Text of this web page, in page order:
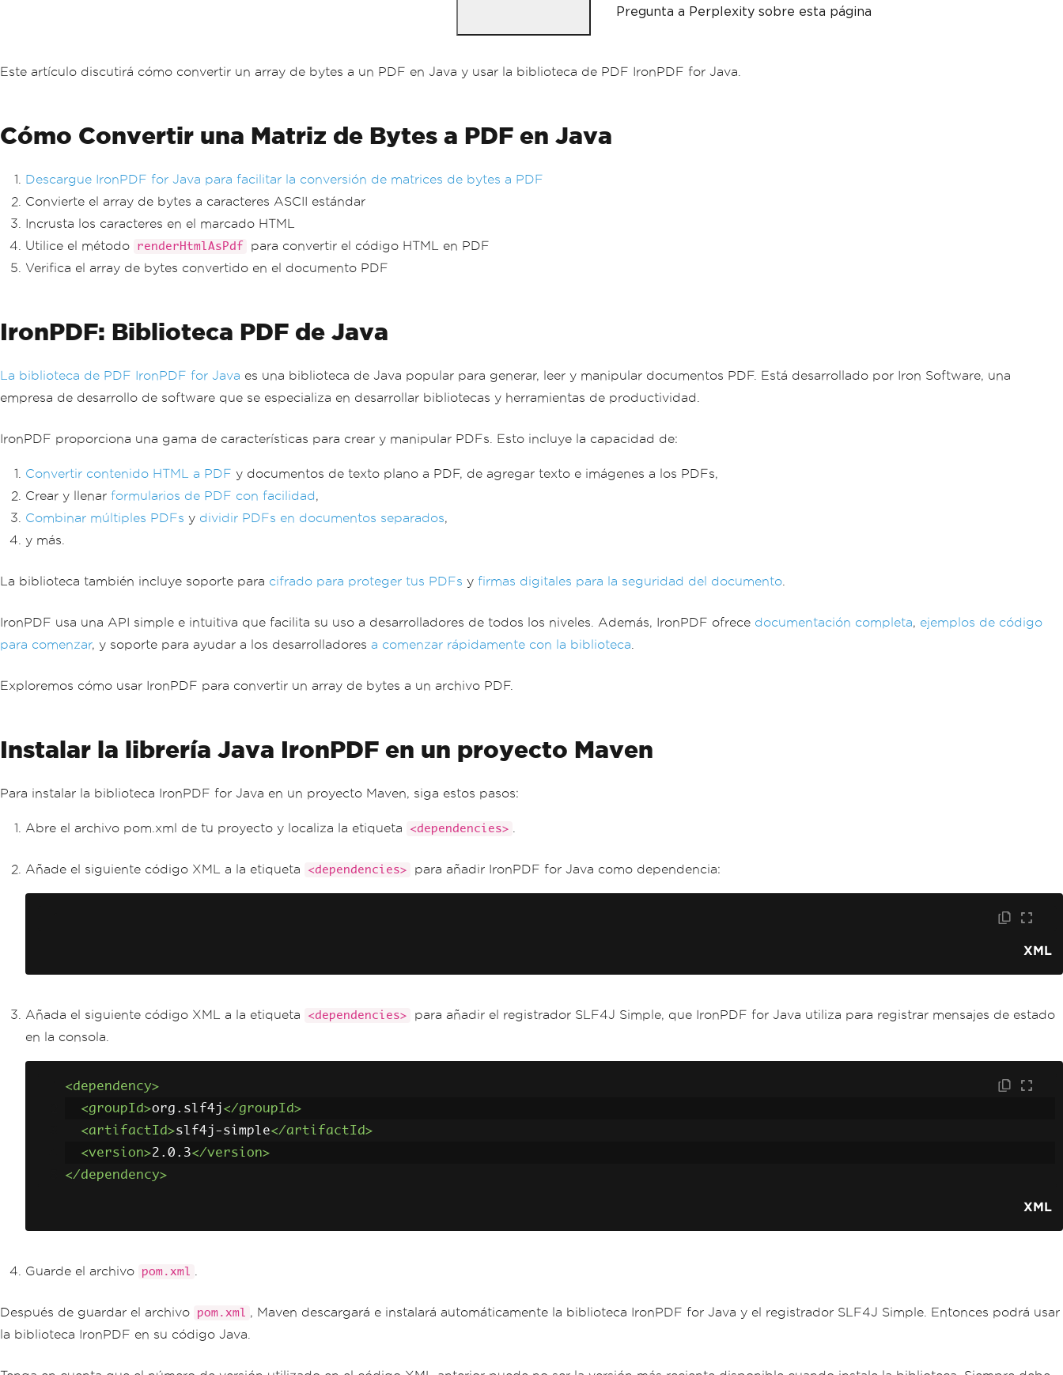
Pregunta a Perplexity sobre esta página
Este artículo discutirá cómo convertir un array de bytes a un PDF en Java y usar la biblioteca de PDF IronPDF for Java.
Cómo Convertir una Matriz de Bytes a PDF en Java
Descargue IronPDF for Java para facilitar la conversión de matrices de bytes a PDF
Convierte el array de bytes a caracteres ASCII estándar
Incrusta los caracteres en el marcado HTML
Utilice el método
renderHtmlAsPdf
para convertir el código HTML en PDF
Verifica el array de bytes convertido en el documento PDF
IronPDF: Biblioteca PDF de Java
La biblioteca de PDF IronPDF for Java es una biblioteca de Java popular para generar, leer y manipular documentos PDF. Está desarrollado por Iron Software, una
empresa de desarrollo de software que se especializa en desarrollar bibliotecas y herramientas de productividad.
IronPDF proporciona una gama de características para crear y manipular PDFs. Esto incluye la capacidad de:
Convertir contenido HTML a PDF y documentos de texto plano a PDF, de agregar texto e imágenes a los PDFs,
Crear y llenar formularios de PDF con facilidad,
Combinar múltiples PDFs y dividir PDFs en documentos separados,
y más.
La biblioteca también incluye soporte para cifrado para proteger tus PDFs y firmas digitales para la seguridad del documento
IronPDF usa una API simple e intuitiva que facilita su uso a desarrolladores de todos los niveles. Además, IronPDF ofrece documentación completa, ejemplos de código
para comenzar, y soporte para ayudar a los desarrolladores a comenzar rápidamente con la biblioteca
Exploremos cómo usar IronPDF para convertir un array de bytes a un archivo PDF.
Instalar la librería Java IronPDF en un proyecto Maven
Para instalar la biblioteca IronPDF for Java en un proyecto Maven, siga estos pasos:
Abre el archivo pom.xml de tu proyecto y localiza la etiqueta <dependencies>
Añade el siguiente código XML a la etiqueta <dependencies> para añadir IronPDF for Java como dependencia:
XML
Añada el siguiente código XML a la etiqueta <dependencies>
para añadir el registrador SLF4J Simple, que IronPDF for Java utiliza para registrar mensajes de estado
en la consola.
<dependency>
<groupId>org.slf4j</groupId>
<artifactId>slf4j-simple</artifactId>
<version>2.0.3</version>
</dependency>
XML
Guarde el archivo pom.xml
Después de guardar el archivo pom.xml , Maven descargará e instalará automáticamente la biblioteca IronPDF for Java y el registrador SLF4J Simple. Entonces podrá usar
la biblioteca IronPDF en su código Java.